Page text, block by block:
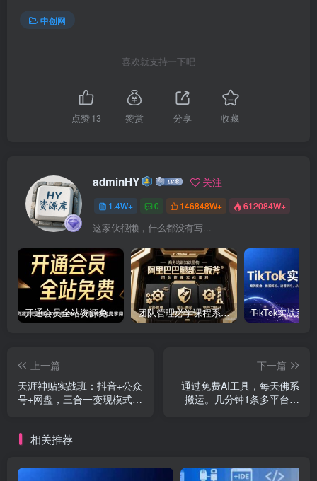
中创网
喜欢就支持一下吧
点赞13 赞赏 分享 收藏
adminHY 关注
1.4W+ 0 146848W+ 612084W+
这家伙很懒，什么都没有写...
开通会员全站资源免费下载 开通VIP会员 HY资源库 团队管理必学课程系列，阿里巴巴“腿部三板斧”
上一篇
天涯神贴实战班：抖音+公众
号+网盘，三合一变现模式，
下一篇
通过免费AI工具，每天佛系
搬运。几分钟1条多平台分
相关推荐